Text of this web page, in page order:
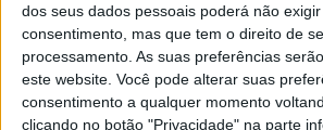
dos seus dados pessoais poderá não
consentimento, mas que tem o direito de
processamento. As suas preferências
este website. Você pode alterar suas
consentimento a qualquer momento
clicando no botão "Privacidade" na parte
OPINIÃO
Ceuta e os idiotas úteis do
trumpismo na Europa